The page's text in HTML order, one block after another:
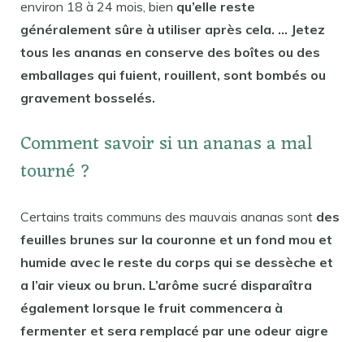
environ 18 à 24 mois, bien qu’elle reste
généralement sûre à utiliser après cela. … Jetez
tous les ananas en conserve des boîtes ou des
emballages qui fuient, rouillent, sont bombés ou
gravement bosselés.
Comment savoir si un ananas a mal
tourné ?
Certains traits communs des mauvais ananas sont des
feuilles brunes sur la couronne et un fond mou et
humide avec le reste du corps qui se dessèche et
a l’air vieux ou brun. L’arôme sucré disparaîtra
également lorsque le fruit commencera à
fermenter et sera remplacé par une odeur aigre